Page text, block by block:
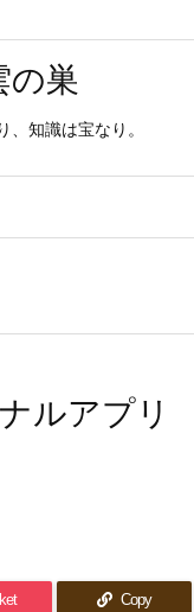
の巣
、知識は宝なり。
ルアプリ
Copy